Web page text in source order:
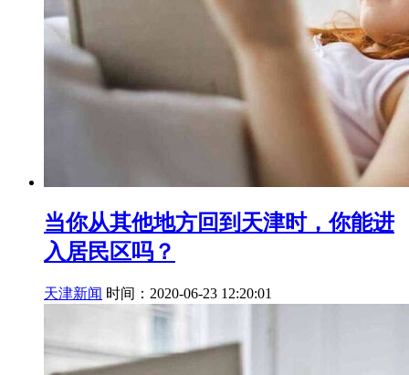
当你从其他地方回到天津时，你能进
入居民区吗？
天津新闻 时间：2020-06-23 12:20:01